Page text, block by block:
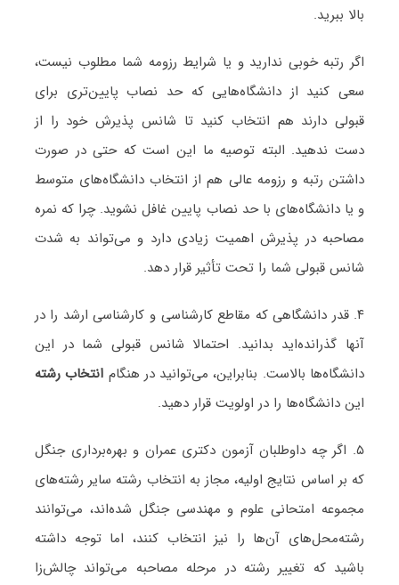
بالا ببرید.
اگر رتبه خوبی ندارید و یا شرایط رزومه شما مطلوب نیست،
سعی کنید از دانشگاه‌هایی که حد نصاب پایین‌تری برای
قبولی دارند هم انتخاب کنید تا شانس پذیرش خود را از
دست ندهید. البته توصیه ما این است که حتی در صورت
داشتن رتبه و رزومه عالی هم از انتخاب دانشگاه‌های متوسط
و یا دانشگاه‌های با حد نصاب پایین غافل نشوید. چرا که نمره
مصاحبه در پذیرش اهمیت زیادی دارد و می‌تواند به شدت
شانس قبولی شما را تحت تأثیر قرار دهد.
۴. قدر دانشگاهی که مقاطع کارشناسی و کارشناسی ارشد را در
آنها گذرانده‌اید بدانید. احتمالا شانس قبولی شما در این
دانشگاه‌ها بالاست. بنابراین، می‌توانید در هنگام انتخاب رشته
این دانشگاه‌ها را در اولویت قرار دهید.
۵. اگر چه داوطلبان آزمون دکتری عمران و بهره‌برداری جنگل
که بر اساس نتایج اولیه، مجاز به انتخاب رشته سایر رشته‌های
مجموعه امتحانی علوم و مهندسی جنگل شده‌اند، می‌توانند
رشته‌محل‌های آن‌ها را نیز انتخاب کنند، اما توجه داشته
باشید که تغییر رشته در مرحله مصاحبه می‌تواند چالش‌زا